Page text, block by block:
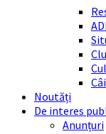
Noutăți
De interes
Anunțuri